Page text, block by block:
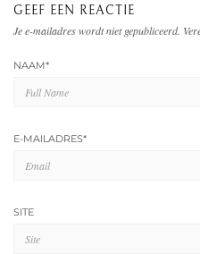
GEEF EEN REACTIE
Je e-mailadres wordt niet gepubliceerd.
NAAM*
E-MAILADRES*
SITE